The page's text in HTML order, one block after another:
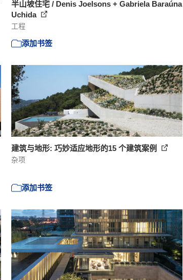
半山坡住宅 / Denis Joelsons + Gabriela Baraúna
Uchida
工程
添加书签
建筑与地形: 巧妙适应地形的15 个建筑案例
杂项
添加书签